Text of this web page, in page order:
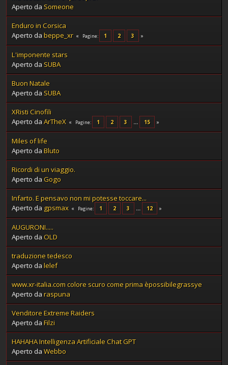
Aperto da Someone
Enduro in Corsica
Aperto da beppe_xr Pagine 1 2 3
L'imponente stars
Aperto da SUBA
Buon Natale
Aperto da SUBA
XRisti Cinofili
Aperto da ArTheX Pagine 1 2 3 ... 15
Miles of life
Aperto da Bluto
Ricordi di un viaggio.
Aperto da Gogo
Infarto. E pensavo non mi potesse toccare...
Aperto da gpsmax Pagine 1 2 3 ... 12
AUGURONI.....
Aperto da OLD
traduzione tedesco
Aperto da lelef
www.xr-italia.com colore scuro come prima èpossibilegrassye
Aperto da raspuna
Venditore Extreme Raiders
Aperto da Filzi
HAHAHA Intelligenza Artificiale Chat GPT
Aperto da Webbo